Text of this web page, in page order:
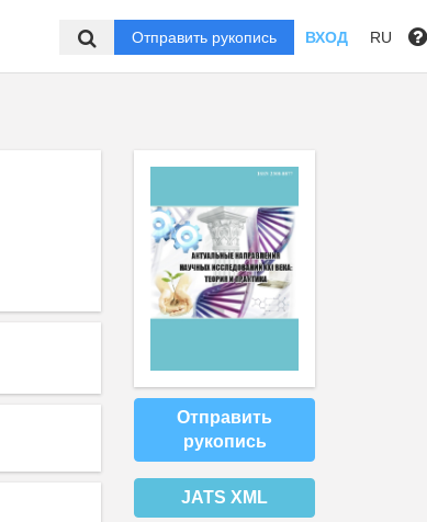
Отправить рукопись ВХОД RU
Отправить
рукопись
JATS XML